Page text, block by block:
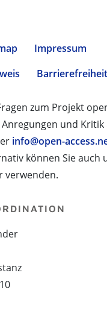
Impressum
Barrierefreiheit
zum Projekt
und
info@open-
können Sie auch
verwenden.